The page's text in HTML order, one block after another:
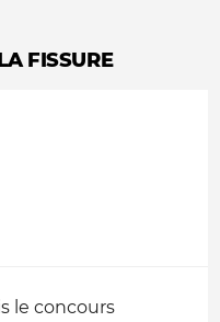
FISSURE
le concours